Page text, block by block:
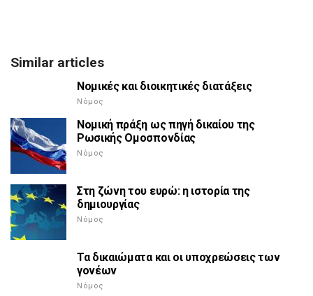
Similar articles
Νομικές και διοικητικές διατάξεις
Νόμος
Νομική πράξη ως πηγή δικαίου της
Ρωσικής Ομοσπονδίας
Νόμος
Στη ζώνη του ευρώ: η ιστορία της
δημιουργίας
Νόμος
Τα δικαιώματα και οι υποχρεώσεις των
γονέων
Νόμος